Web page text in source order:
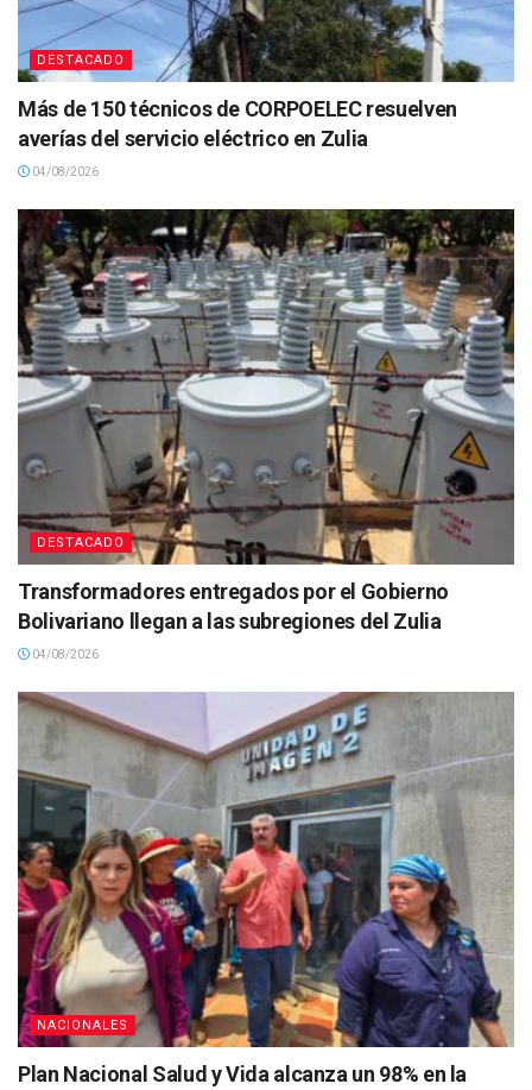
DESTACADO
Más de 150 técnicos de CORPOELEC resuelven
averías del servicio eléctrico en Zulia
04/08/2026
DESTACADO
Transformadores entregados por el Gobierno
Bolivariano llegan a las subregiones del Zulia
04/08/2026
NACIONALES
Plan Nacional Salud y Vida alcanza un 98% en la